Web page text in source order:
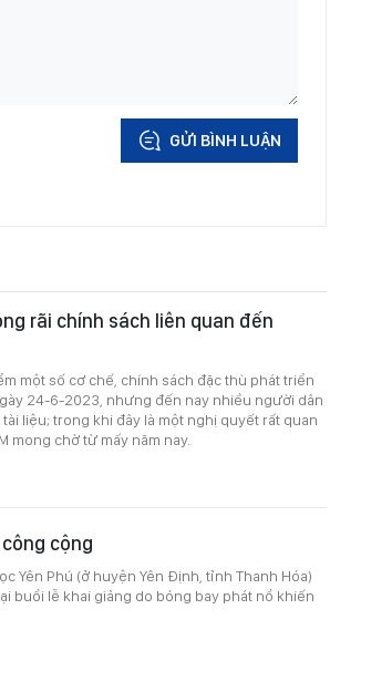
GỬI BÌNH LUẬN
rãi chính sách liên quan đến
một số cơ chế, chính sách đặc thù phát triển
24-6-2023, nhưng đến nay nhiều người dân
liệu; trong khi đây là một nghị quyết rất quan
mong chờ từ mấy năm nay.
cộng
Yên Phú (ở huyện Yên Định, tỉnh Thanh Hóa)
buổi lễ khai giảng do bóng bay phát nổ khiến